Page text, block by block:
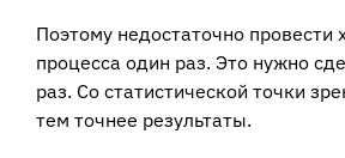
Поэтому недостаточно провести
процесса один раз. Это нужно
раз. Со статистической точки
тем точнее результаты.